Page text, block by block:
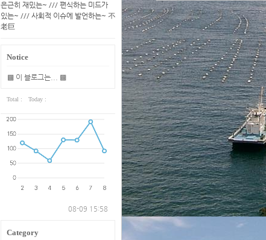
은근히 재밌는~ /// 편식하는 미드가
있는~ /// 사회적 이슈에 발언하는~ 不
老巨
Notice
▩ 이 블로그는... ▩
Total : Today :
08-09 15:58
Category